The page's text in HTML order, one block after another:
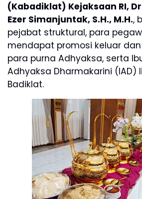
(Kabadiklat) Kejaksaan RI,
Ezer Simanjuntak, S.H., M.H.,
pejabat struktural, para
mendapat promosi keluar
para purna Adhyaksa, serta
Adhyaksa Dharmakarini (IAD)
Badiklat.